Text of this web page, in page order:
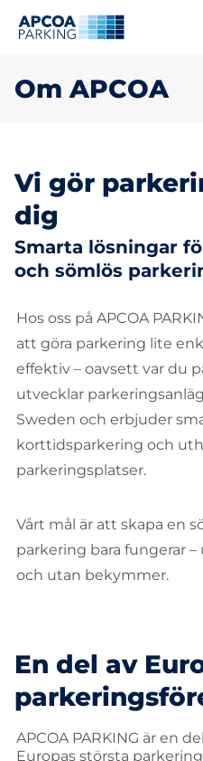
Om APCOA
Vi gör
dig
Smarta lösningar
och sömlös
Hos oss på APCOA
att göra parkering lite
effektiv – oavsett var du
utvecklar
Sweden och erbjuder
korttidsparkering och
parkeringsplatser.
Vårt mål är att skapa en
parkering bara fungerar
och utan bekymmer.
En del av
APCOA PARKING är en
Europas största